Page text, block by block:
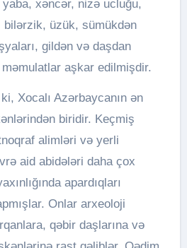
xəncər, nizə ucluğu,
bilərzik, üzük, sümükdən
gildən və daşdan
məmulatlar aşkar edilmişdir.
Xocalı Azərbaycanın ən
biridir. Keçmiş
alimləri və yerli
aid abidələri daha çox
apardıqları
Onlar arxeoloji
qəbir daşlarına və